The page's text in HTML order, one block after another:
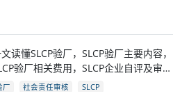
读懂SLCP验厂，SLCP验厂主要内容，
验厂相关费用，SLCP企业自评及审核
程
厂 社会责任审核 SLCP